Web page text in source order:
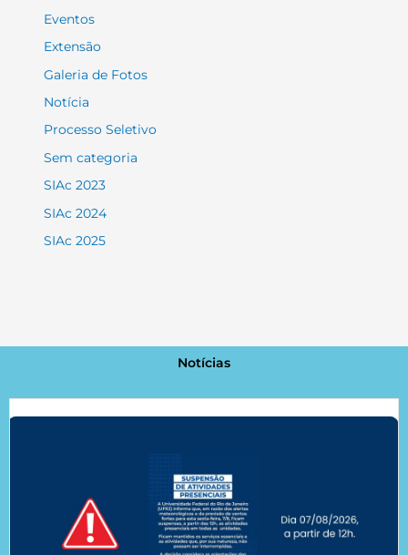
Eventos
Extensão
Galeria de Fotos
Notícia
Processo Seletivo
Sem categoria
SIAc 2023
SIAc 2024
SIAc 2025
Notícias